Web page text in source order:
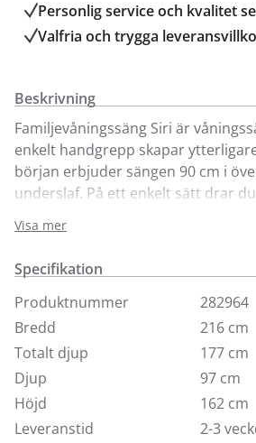
Personlig service och kvalitet
Valfria och trygga
Beskrivning
Familjevåningssäng Siri är
enkelt handgrepp skapar
början erbjuder sängen 90 cm i
underslaf. På ett enkelt sätt drar
cm). Bäddmadrasser ingår ej (det
samt 1x80 cm). Den extra
förvaras separat när den inte
Komplettera gärna med Siri
och annat kan förvaras (rymmer ej
bäddmadrassen). I serien hittar du
som enkelt hakas på valfri
underslaf (sängbord Siri passar
våningssängar). Stegen kan
höger sida.
Visa mer
Specifikation
Produktnummer
282964
Bredd
216 cm
Totalt djup
177 cm
Djup
97 cm
Höjd
162 cm
Leveranstid
2-3